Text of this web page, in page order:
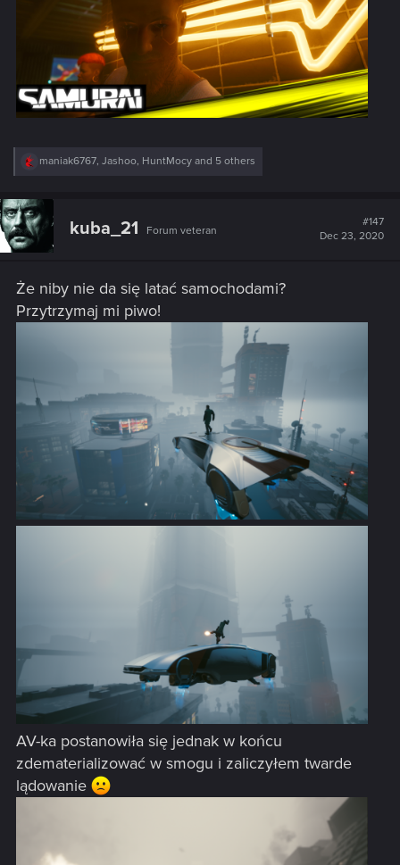
R
t
i
:
maniak6767, Jashoo, HuntMocy and 5 others
kuba_21 Forum veteran
#147
Dec 23, 2020
Że niby nie da się latać samochodami?
Przytrzymaj mi piwo!
AV-ka postanowiła się jednak w końcu
zdematerializować w smogu i zaliczyłem twarde
lądowanie